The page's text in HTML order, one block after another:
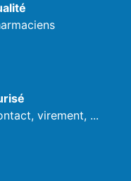
virement, ...